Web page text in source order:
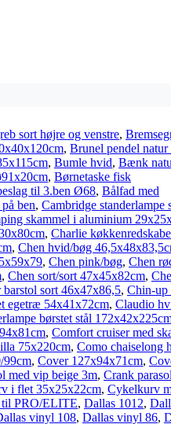
sort højre og venstre,
, Brunel pendel natur
, Bumle hvid, Bænk
, Børnetaske fisk
til 3.ben Ø68, Bålfad med
ben, Cambridge standerlampe
skammel i aluminium
, Charlie
, Chen hvid/bøg
, Chen pink/bøg, Chen
, Chen sort/sort 47x45x82cm,
barstol sort 46x47x86,5, Chin-up
egetræ 54x41x72cm, Claudio
børstet stål
, Comfort cruiser med
75x220cm, Como chaiselong
99cm, Cover 127x94x71cm,
med vip beige 3m, Crank
i flet 35x25x22cm, Cykelkurv
PRO/ELITE, Dallas 1012,
vinyl 108, Dallas vinyl 86,